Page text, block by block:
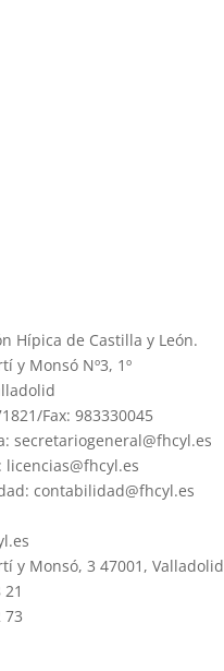
Hípica de Castilla y León.
y Monsó Nº3, 1º
Fax: 983330045
secretariogeneral@fhcyl.es
licencias@fhcyl.es
contabilidad@fhcyl.es
y Monsó, 3 47001, Valladolid
73